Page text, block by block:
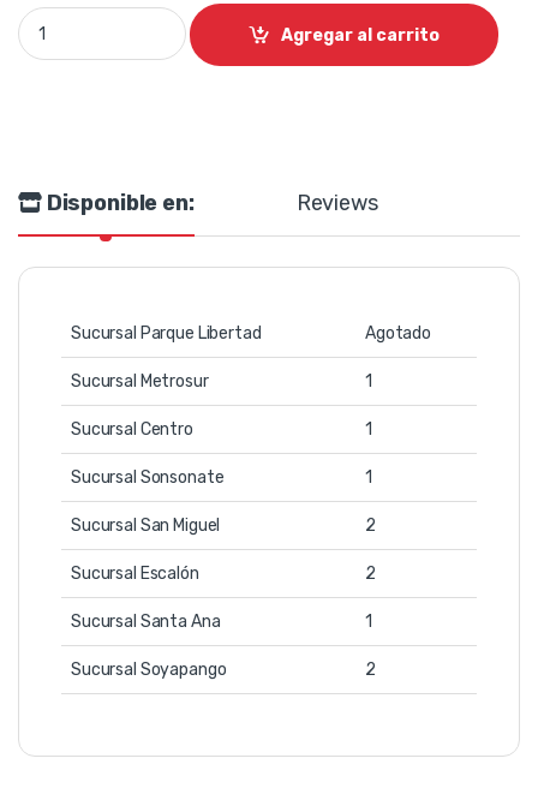
Consola pasiva 12 canales Preamp/Eq Pro Fx Mackie quantity
Agregar al carrito
Disponible en: Reviews
Sucursal Parque Libertad Agotado
Sucursal Metrosur 1
Sucursal Centro 1
Sucursal Sonsonate 1
Sucursal San Miguel 2
Sucursal Escalón 2
Sucursal Santa Ana 1
Sucursal Soyapango 2